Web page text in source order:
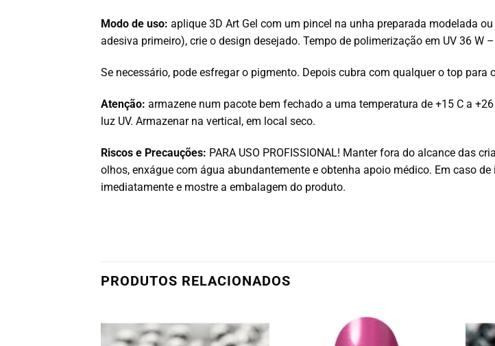
Modo de uso: aplique 3D Art Gel com um pincel na unha preparada modelada
adesiva primeiro), crie o design desejado. Tempo de polimerização em UV 36 W
Se necessário, pode esfregar o pigmento. Depois cubra com qualquer o top para
Atenção: armazene num pacote bem fechado a uma temperatura de +15 С a
luz UV. Armazenar na vertical, em local seco.
Riscos e Precauções: PARA USO PROFISSIONAL! Manter fora do alcance das
olhos, enxágue com água abundantemente e obtenha apoio médico. Em caso
imediatamente e mostre a embalagem do produto.
PRODUTOS RELACIONADOS